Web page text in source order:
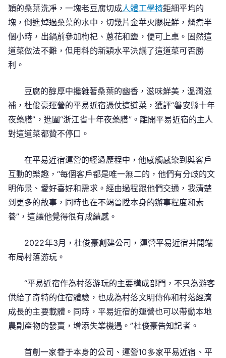
穎的桑葉洗凈，一塊老豆腐切成人體工學椅鉅細平均的
塊，倒進焯過桑葉的水中，切幾片金華火腿提鮮，燜煮半
個小時，出鍋前參加枸杞、蔥花和鹽，便可上桌。固然這
道菜做法不難，但用料的新穎水平決議了這道菜可否勝
利。
豆腐的醇厚中攙雜著桑葉的幽香，滋味鮮美，溫潤滋
補，杜俊豪運營的平易近宿憑仗這道菜，獲評“磐安縣十年
夜藥膳”，進圍“浙江省十年夜藥膳”。離開平易近宿的主人
對這道菜都贊不停口。
在平易近宿運營的經過歷程中，他感觸感染到與客戶
互動的樂趣，“每個客戶都是唯一無二的，他們有分歧的文
明佈景、愛好喜好和需求。經由過程跟他們交通，我清楚
到更多的故事，同時也在不竭晉陞本身的辦事程度和素
養”，這讓他覺得很有成績感。
2022年3月，杜俊豪創建公司，運營平易近宿并開端
布局村落游玩。
“平易近宿作為村落游玩的主要構成部門，不只為游客
供給了奇特的住宿體驗，也成為村落文明傳佈和村落經濟
成長的主要載體。同時，平易近宿的運營也可以帶動本地
農副產物的發賣，增添失業機遇。”杜俊豪告知記者。
首創一家眷于本身的公司、運營10多家平易近宿、平